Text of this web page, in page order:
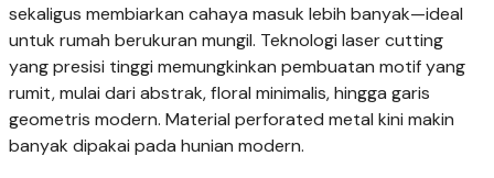
sekaligus membiarkan cahaya masuk lebih banyak—ideal
untuk rumah berukuran mungil. Teknologi laser cutting
yang presisi tinggi memungkinkan pembuatan motif yang
rumit, mulai dari abstrak, floral minimalis, hingga garis
geometris modern. Material perforated metal kini makin
banyak dipakai pada hunian modern.